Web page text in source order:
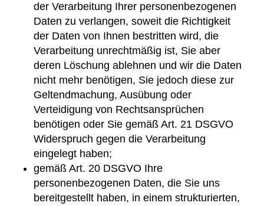
der Verarbeitung Ihrer personenbezogenen
Daten zu verlangen, soweit die Richtigkeit
der Daten von Ihnen bestritten wird, die
Verarbeitung unrechtmäßig ist, Sie aber
deren Löschung ablehnen und wir die Daten
nicht mehr benötigen, Sie jedoch diese zur
Geltendmachung, Ausübung oder
Verteidigung von Rechtsansprüchen
benötigen oder Sie gemäß Art. 21 DSGVO
Widerspruch gegen die Verarbeitung
eingelegt haben;
gemäß Art. 20 DSGVO Ihre
personenbezogenen Daten, die Sie uns
bereitgestellt haben, in einem strukturierten,